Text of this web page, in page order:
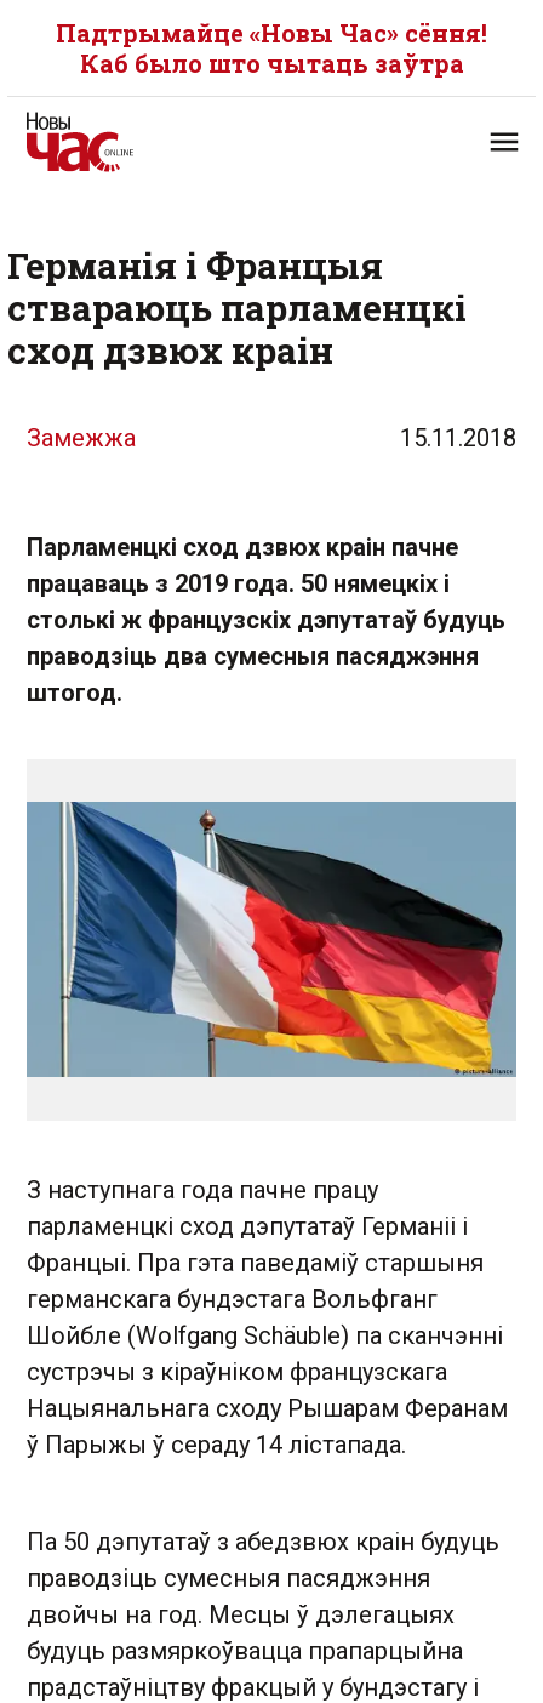
Падтрымайце «Новы Час» сёння!
Каб было што чытаць заўтра
Германія і Францыя
ствараюць парламенцкі
сход дзвюх краін
Замежжа 15.11.2018
Парламенцкі сход дзвюх краін пачне
працаваць з 2019 года. 50 нямецкіх і
столькі ж французскіх дэпутатаў будуць
праводзіць два сумесныя пасяджэння
штогод.
З наступнага года пачне працу
парламенцкі сход дэпутатаў Германіі і
Францыі. Пра гэта паведаміў старшыня
германскага бундэстага Вольфганг
Шойбле (Wolfgang Schäuble) па сканчэнні
сустрэчы з кіраўніком французскага
Нацыянальнага сходу Рышарам Феранам
ў Парыжы ў сераду 14 лістапада.
Па 50 дэпутатаў з абедзвюх краін будуць
праводзіць сумесныя пасяджэння
двойчы на ​​год. Месцы ў дэлегацыях
будуць размяркоўвацца прапарцыйна
прадстаўніцтву фракцый у бундэстагу і